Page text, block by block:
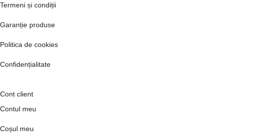
Termeni și condiții
Garanție produse
Politica de cookies
Confidențialitate
Cont client
Contul meu
Coșul meu